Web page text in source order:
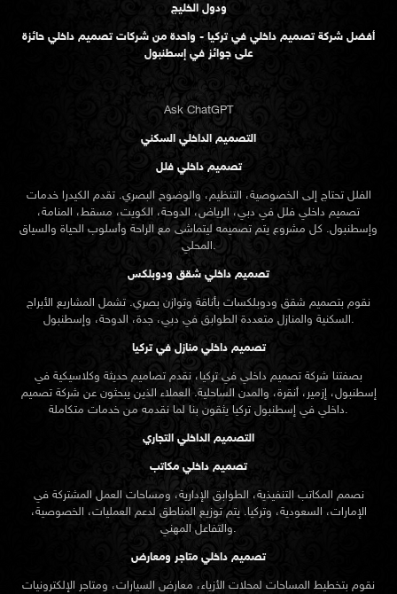
ودول الخليج
أفضل شركة تصميم داخلي في تركيا - واحدة من شركات تصميم داخلي حائزة
على جوائز في إسطنبول
Ask ChatGPT
التصميم الداخلي السكني
تصميم داخلي فلل
الفلل تحتاج إلى الخصوصية، التنظيم، والوضوح البصري. تقدم الكيدرا خدمات
تصميم داخلي فلل في دبي، الرياض، الدوحة، الكويت، مسقط، المنامة،
وإسطنبول. كل مشروع يتم تصميمه ليتماشى مع الراحة وأسلوب الحياة والسياق
المحلي.
تصميم داخلي شقق ودوبلكس
نقوم بتصميم شقق ودوبلكسات بأناقة وتوازن بصري. تشمل المشاريع الأبراج
السكنية والمنازل متعددة الطوابق في دبي، جدة، الدوحة، وإسطنبول.
تصميم داخلي منازل في تركيا
بصفتنا شركة تصميم داخلي في تركيا، نقدم تصاميم حديثة وكلاسيكية في
إسطنبول، إزمير، أنقرة، والمدن الساحلية. العملاء الذين يبحثون عن شركة تصميم
داخلي في إسطنبولتركيا يثقون بنا لما نقدمه من خدمات متكاملة.
التصميم الداخلي التجاري
تصميم داخلي مكاتب
نصمم المكاتب التنفيذية، الطوابق الإدارية، ومساحات العمل المشتركة في
الإمارات، السعودية، وتركيا. يتم توزيع المناطق لدعم العمليات، الخصوصية،
والتفاعل المهني.
تصميم داخلي متاجر ومعارض
نقوم بتخطيط المساحات لمحلات الأزياء، معارض السيارات، ومتاجر الإلكترونيات